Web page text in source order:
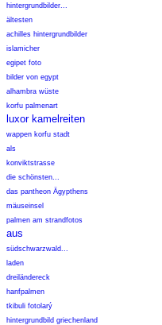
hintergrundbilder...
ältesten
achilles hintergrundbilder
islamicher
egipet foto
bilder von egypt
alhambra wüste
korfu palmenart
luxor kamelreiten
wappen korfu stadt
als
konviktstrasse
die schönsten...
das pantheon Ägypthens
mäuseinsel
palmen am strandfotos
aus
südschwarzwald...
laden
dreiländereck
hanfpalmen
tkibuli fotolarý
hintergrundbild griechenland